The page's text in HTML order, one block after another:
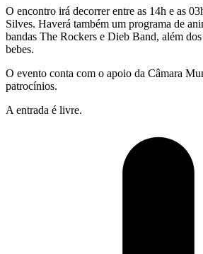
O encontro irá decorrer entre as 14h e as
Silves. Haverá também um programa de
bandas The Rockers e Dieb Band, além
bebes.
O evento conta com o apoio da Câmara
patrocínios.
A entrada é livre.